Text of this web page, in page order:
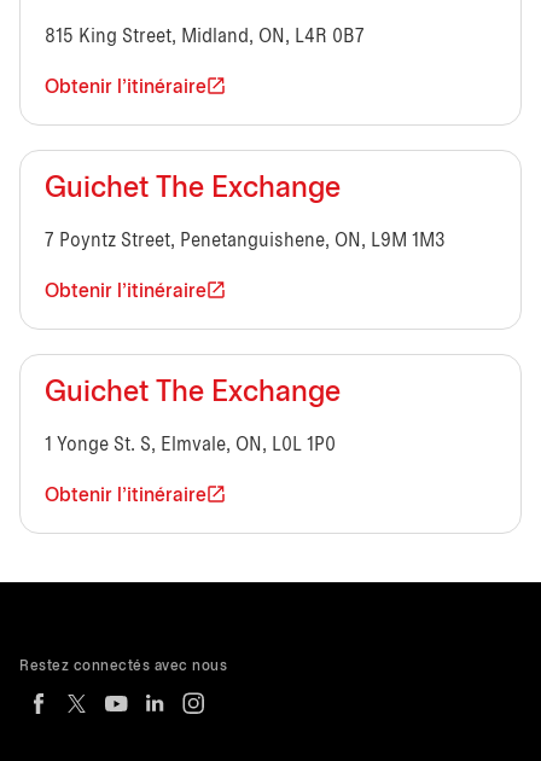
815 King Street, Midland, ON, L4R 0B7
Obtenir l'itinéraire
Guichet The Exchange
7 Poyntz Street, Penetanguishene, ON, L9M 1M3
Obtenir l'itinéraire
Guichet The Exchange
1 Yonge St. S, Elmvale, ON, L0L 1P0
Obtenir l'itinéraire
Restez connectés avec nous